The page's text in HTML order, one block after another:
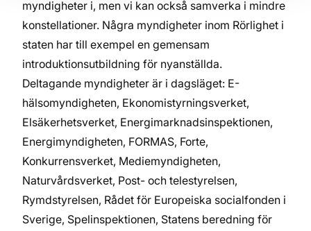
myndigheter i, men vi kan också samverka i mindre
konstellationer. Några myndigheter inom Rörlighet i
staten har till exempel en gemensam
introduktionsutbildning för nyanställda.
Deltagande myndigheter är i dagsläget: E-
hälsomyndigheten, Ekonomistyrningsverket,
Elsäkerhetsverket, Energimarknadsinspektionen,
Energimyndigheten, FORMAS, Forte,
Konkurrensverket, Mediemyndigheten,
Naturvårdsverket, Post- och telestyrelsen,
Rymdstyrelsen, Rådet för Europeiska socialfonden i
Sverige, Spelinspektionen, Statens beredning för